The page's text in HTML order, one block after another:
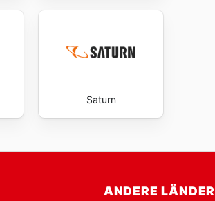
Saturn
ANDERE LÄNDER